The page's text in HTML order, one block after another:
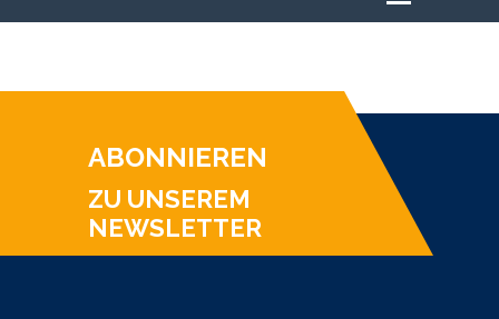
ABONNIEREN
ZU UNSEREM
NEWSLETTER